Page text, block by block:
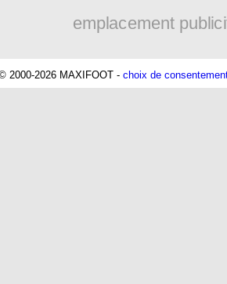
emplacement
2000-2026 MAXIFOOT - choix de